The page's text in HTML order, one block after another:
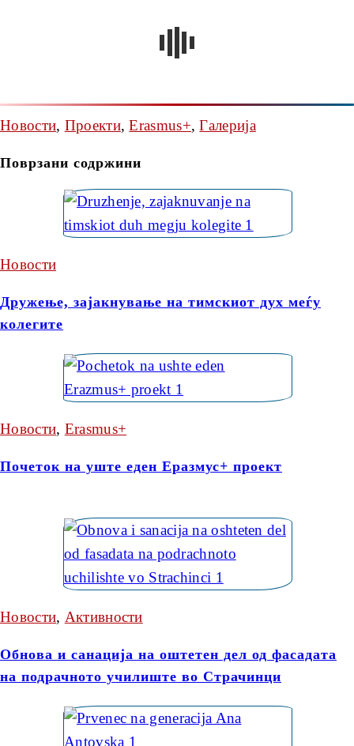
Новости, Проекти,Erasmus+,Галерија
Поврзани содржини
Новости
Дружење, зајакнување на тимскиот дух меѓу
колегите
Новости, Erasmus+
Почеток на уште еден Еразмус+ проект
Новости, Активности
Обнова и санација на оштетен дел од фасадата
на подрачното училиште во Страчинци